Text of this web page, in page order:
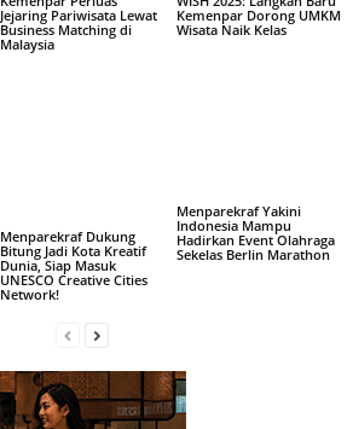
Jejaring Pariwisata Lewat
Business Matching di
Malaysia
Kemenpar Dorong UMKM
Wisata Naik Kelas
Menparekraf Dukung
Bitung Jadi Kota Kreatif
Dunia, Siap Masuk
UNESCO Creative Cities
Network!
Menparekraf Yakini
Indonesia Mampu
Hadirkan Event Olahraga
Sekelas Berlin Marathon